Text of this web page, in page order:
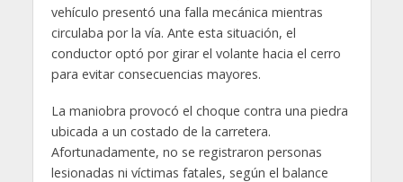
vehículo presentó una falla mecánica mientras
circulaba por la vía. Ante esta situación, el
conductor optó por girar el volante hacia el cerro
para evitar consecuencias mayores.
La maniobra provocó el choque contra una piedra
ubicada a un costado de la carretera.
Afortunadamente, no se registraron personas
lesionadas ni víctimas fatales, según el balance